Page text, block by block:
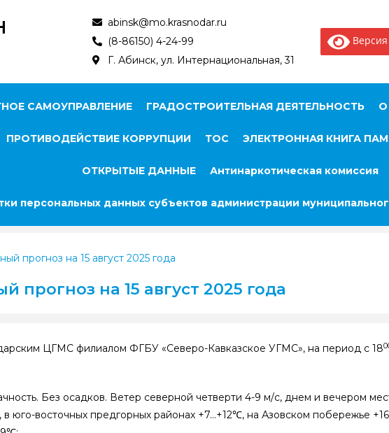
abinsk@mo.krasnodar.ru
(8-86150) 4-24-99
Г. Абинск, ул. Интернациональная, 31
Версия
САМОУПРАВЛЕНИЕ ГРАДОСТРОИТЕЛЬНАЯ ДЕЯТЕЛЬНОСТЬ О
ПРОТИВОДЕЙСТВИЕ КОРРУПЦИИ ТОС ЭЛЕКТРОННАЯ КНИГА
ОТКРЫТЫЕ ДАННЫЕ Антинаркотическая комиссия
персональных данных субъектов администрации
прогноз на 15 август 2025 года
на 15 август 2025 года
ЦГМС филиалом ФГБУ «Северо-Кавказское УГМС», на период с 18
Без осадков. Ветер северной четверти 4-9 м/с, днем и вечером
юго-восточных предгорных районах +7…+12℃, на Азовском побережье